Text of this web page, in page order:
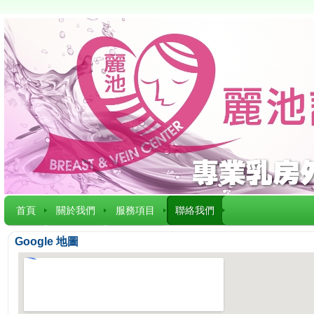
首頁 關於我們 服務項目 聯絡我們
Google 地圖